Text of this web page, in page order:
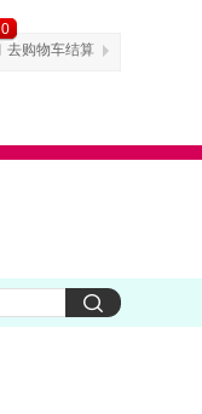
0
去购物车结算